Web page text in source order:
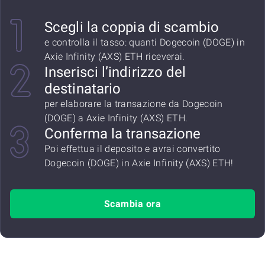
Scegli la coppia di scambio
e controlla il tasso: quanti Dogecoin (DOGE) in
Axie Infinity (AXS) ETH riceverai.
Inserisci l’indirizzo del
destinatario
per elaborare la transazione da Dogecoin
(DOGE) a Axie Infinity (AXS) ETH.
Conferma la transazione
Poi effettua il deposito e avrai convertito
Dogecoin (DOGE) in Axie Infinity (AXS) ETH!
Scambia ora